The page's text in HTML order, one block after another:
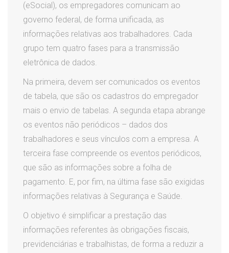
(eSocial), os empregadores comunicam ao
governo federal, de forma unificada, as
informações relativas aos trabalhadores. Cada
grupo tem quatro fases para a transmissão
eletrônica de dados.
Na primeira, devem ser comunicados os eventos
de tabela, que são os cadastros do empregador
mais o envio de tabelas. A segunda etapa abrange
os eventos não periódicos – dados dos
trabalhadores e seus vínculos com a empresa. A
terceira fase compreende os eventos periódicos,
que são as informações sobre a folha de
pagamento. E, por fim, na última fase são exigidas
informações relativas à Segurança e Saúde.
O objetivo é simplificar a prestação das
informações referentes às obrigações fiscais,
previdenciárias e trabalhistas, de forma a reduzir a